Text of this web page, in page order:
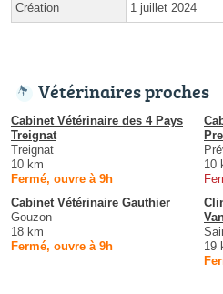
Création 1 juillet 2024
Vétérinaires proches
Cabinet Vétérinaire des 4 Pays
Treignat
Treignat
10 km
Fermé, ouvre à 9h
10
Cabinet Vétérinaire Gauthier
Gouzon
18 km
Fermé, ouvre à 9h
19